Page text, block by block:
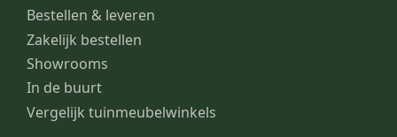
Bestellen & leveren
Zakelijk bestellen
Showrooms
In de buurt
Vergelijk tuinmeubelwinkels